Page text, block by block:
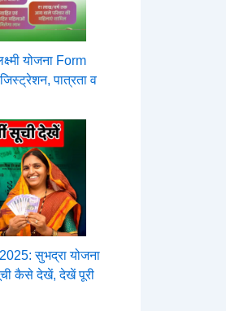
योजना Form
पात्रता व
सुभद्रा योजना
कैसे देखें, देखें पूरी